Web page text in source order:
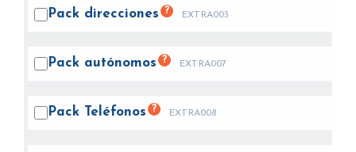
Pack direcciones ? EXTRA003
Pack autónomos ? EXTRA007
Pack Teléfonos ? EXTRA008